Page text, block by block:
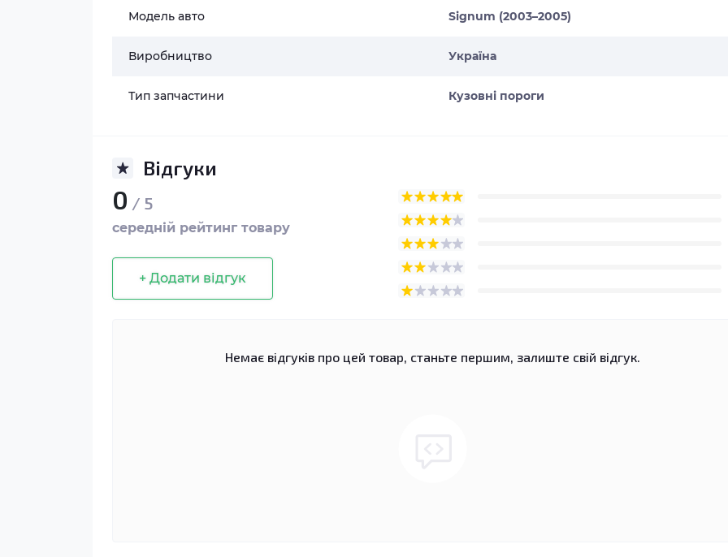
Модель авто Signum (2003–2005)
Виробництво Україна
Тип запчастини Кузовні пороги
Відгуки
0 / 5
середній рейтинг товару
+ Додати відгук
Немає відгуків про цей товар, станьте першим, залиште свій відгук.